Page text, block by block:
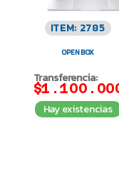
ITEM: 2785
OPEN BOX
Transferencia:
Hay existencias